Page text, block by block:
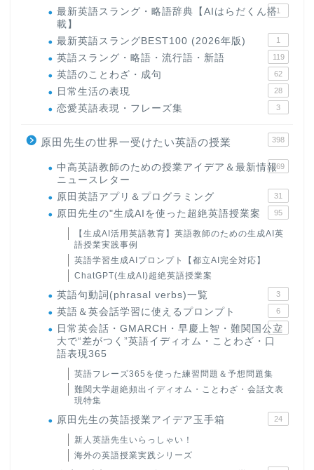
最新英語スラング・略語辞典【AIはらだくん搭
載】
1
最新英語スラングBEST100 (2026年版) 1
英語スラング・略語・流行語・新語 119
英語のことわざ・成句 62
日常生活の表現 28
恋愛英語表現・フレーズ集 3
原田先生の世界一受けたい英語の授業 398
中高英語教師のための授業アイデア＆最新情報
ニュースレター
169
原田英語アプリ＆プログラミング 31
原田先生の"生成AIを使った超絶英語授業案 95
【生成AI活用英語教育】英語教師のための生成AI英
語授業実践事例
英語学習生成AIプロンプト【都立AI完全対応】
ChatGPT(生成AI)超絶英語授業案
英語句動詞(phrasal verbs)一覧 3
英語＆英会話学習に使えるプロンプト 6
日常英会話・GMARCH・早慶上智・難関国公立
大で“差がつく”英語イディオム・ことわざ・口
語表現365
22
英語フレーズ365を使った練習問題＆予想問題集
難関大学超絶頻出イディオム・ことわざ・会話文表
現特集
原田先生の英語授業アイデア玉手箱 24
新人英語先生いらっしゃい！
海外の英語授業実践シリーズ